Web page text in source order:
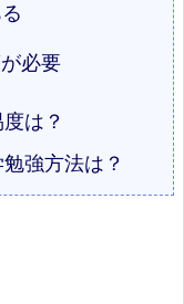
必要
は？
強方法は？